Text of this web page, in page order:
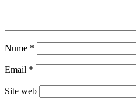
Nume *
Email *
Site web